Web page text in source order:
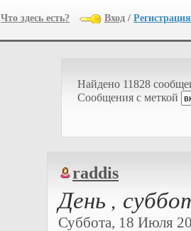
Что здесь есть? Вход / Регистрация
Найдено 11828
Cообщения с меткой
raddis
День ,
Суббота, 18 Июля